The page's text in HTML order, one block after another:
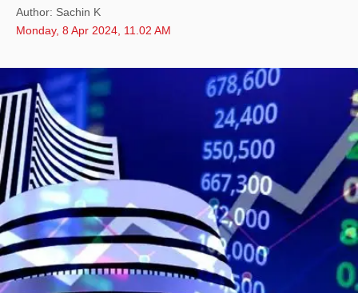
Author: Sachin K
Monday, 8 Apr 2024, 11.02 AM